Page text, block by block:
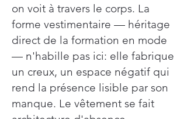
on voit à travers le corps. La
forme vestimentaire — héritage
direct de la formation en mode
— n'habille pas ici: elle fabrique
un creux, un espace négatif qui
rend la présence lisible par son
manque. Le vêtement se fait